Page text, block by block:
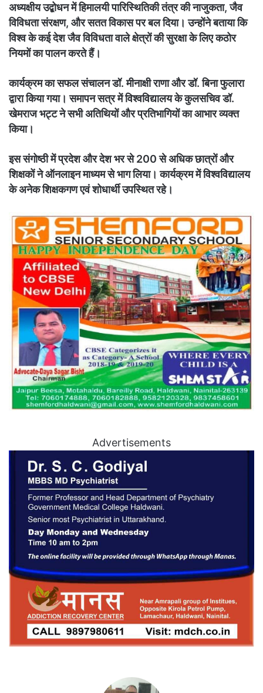
अध्यक्षीय उद्बोधन में हिमालयी पारिस्थितिकी तंत्र की नाजुकता, जैव
विविधता संरक्षण, और सतत विकास पर बल दिया। उन्होंने बताया कि
विश्व के कई देश जैव विविधता वाले क्षेत्रों की सुरक्षा के लिए कठोर
नियमों का पालन करते हैं।
कार्यक्रम का सफल संचालन डॉ. मीनाक्षी राणा और डॉ. बिना फुलारा
द्वारा किया गया। समापन सत्र में विश्वविद्यालय के कुलसचिव डॉ.
खेमराज भट्ट ने सभी अतिथियों और प्रतिभागियों का आभार व्यक्त
किया।
इस संगोष्ठी में प्रदेश और देश भर से 200 से अधिक छात्रों और
शिक्षकों ने ऑनलाइन माध्यम से भाग लिया। कार्यक्रम में विश्वविद्यालय
के अनेक शिक्षकगण एवं शोधार्थी उपस्थित रहे।
Advertisements